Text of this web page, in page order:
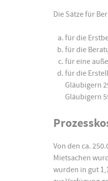
Die Sätze für
für die
für die
für eine
für die
Gläubigern
Gläubigern
Von den ca.
Mietsachen
wurden in gut